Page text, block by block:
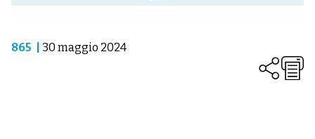
865 30 maggio 2024